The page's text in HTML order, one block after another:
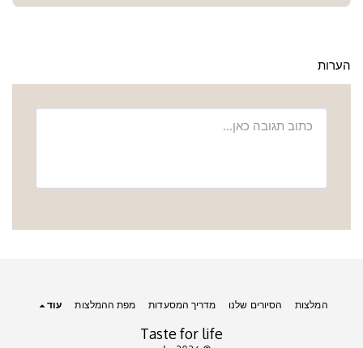
הערות
Taste for life
המלצות הסיורים שלנו מדריך המסעדות מפת ההמלצות עוד